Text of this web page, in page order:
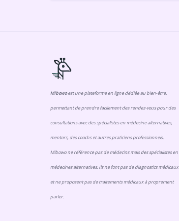
Mibowoest une plateforme en ligne dédiée au bien-être,
permettant de prendre facilement des rendez-vous pour des
consultations avec des spécialistes en médecine alternatives,
mentors, des coachs et autres praticiens professionnels.
Mibowo ne référence pas de médecins mais des spécialistes en
médecines alternatives. Ils ne font pas de diagnostics médicaux
et ne proposent pas de traitements médicaux à proprement
parler.